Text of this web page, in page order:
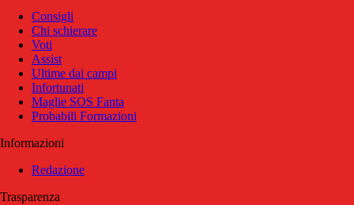
Consigli
Chi schierare
Voti
Assist
Ultime dai campi
Infortunati
Maglie SOS Fanta
Probabili Formazioni
Informazioni
Redazione
Trasparenza